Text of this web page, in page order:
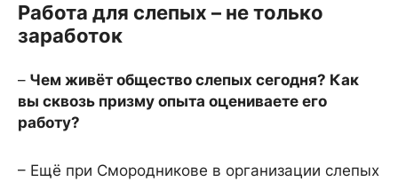
Работа для слепых – не только
заработок
– Чем живёт общество слепых сегодня? Как
вы сквозь призму опыта оцениваете его
работу?
– Ещё при Смородникове в организации слепых